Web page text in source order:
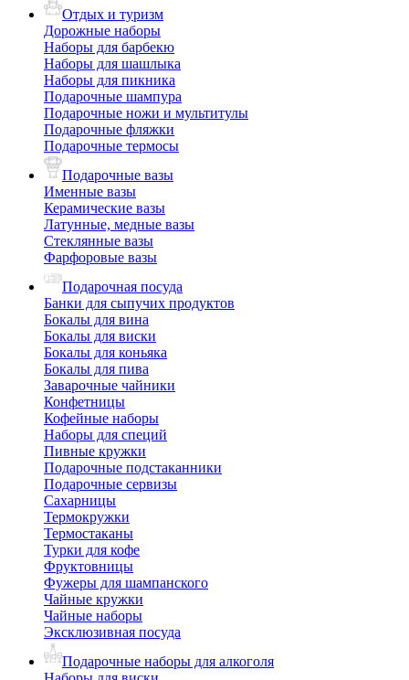
Отдых и туризм
Дорожные наборы
Наборы для барбекю
Наборы для шашлыка
Наборы для пикника
Подарочные шампура
Подарочные ножи и мультитулы
Подарочные фляжки
Подарочные термосы
Подарочные вазы
Именные вазы
Керамические вазы
Латунные, медные вазы
Стеклянные вазы
Фарфоровые вазы
Подарочная посуда
Банки для сыпучих продуктов
Бокалы для вина
Бокалы для виски
Бокалы для коньяка
Бокалы для пива
Заварочные чайники
Конфетницы
Кофейные наборы
Наборы для специй
Пивные кружки
Подарочные подстаканники
Подарочные сервизы
Сахарницы
Термокружки
Термостаканы
Турки для кофе
Фруктовницы
Фужеры для шампанского
Чайные кружки
Чайные наборы
Эксклюзивная посуда
Подарочные наборы для алкоголя